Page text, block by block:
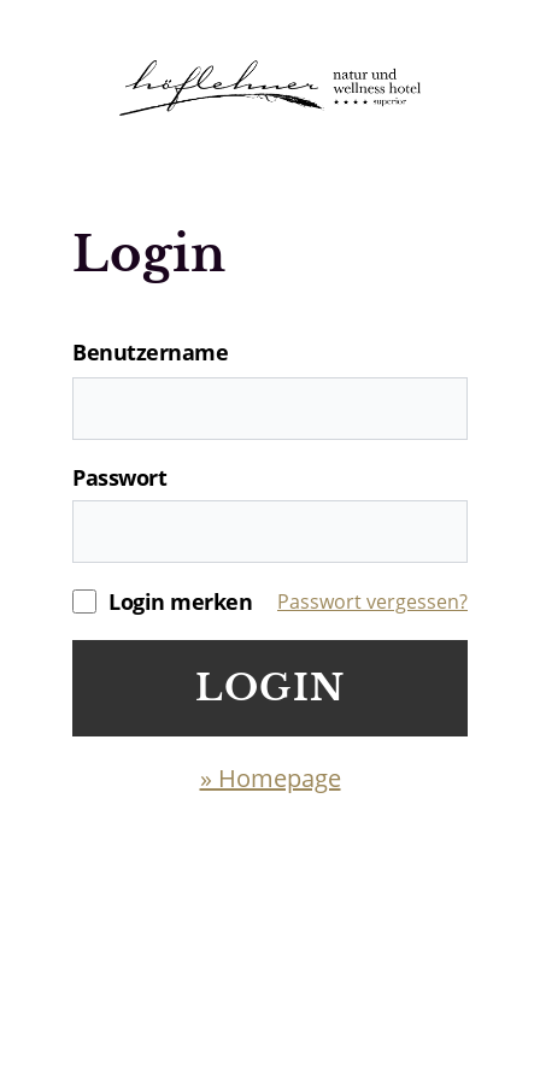
Logo Natur- und Wellnesshotel
Login
Benutzername
Passwort
Login merken Passwort vergessen?
LOGIN
» Homepage